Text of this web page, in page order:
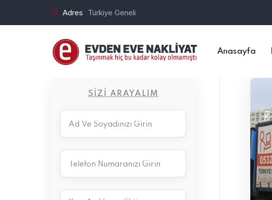
Adres Türkiye Geneli
Anasayfa
SIZI ARAYALIM